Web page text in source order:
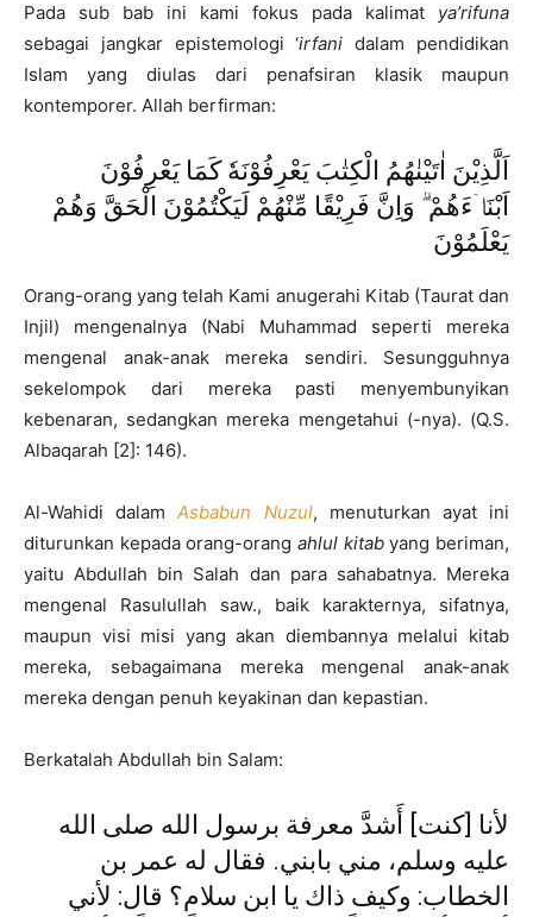
Pada sub bab ini kami fokus pada kalimat ya’rifuna
sebagai jangkar epistemologi ‘irfani dalam pendidikan
Islam yang diulas dari penafsiran klasik maupun
kontemporer. Allah berfirman:
اَلَّذِيْنَ اٰتَيْنٰهُمُ الْكِتٰبَ يَعْرِفُوْنَهٗ كَمَا يَعْرِفُوْنَ
اَبْنَاۤءَهُمْ ۗ وَاِنَّ فَرِيْقًا مِّنْهُمْ لَيَكْتُمُوْنَ الْحَقَّ وَهُمْ
يَعْلَمُوْنَ
Orang-orang yang telah Kami anugerahi Kitab (Taurat dan
Injil) mengenalnya (Nabi Muhammad seperti mereka
mengenal anak-anak mereka sendiri. Sesungguhnya
sekelompok dari mereka pasti menyembunyikan
kebenaran, sedangkan mereka mengetahui (-nya). (Q.S.
Albaqarah [2]: 146).
Al-Wahidi dalamAsbabun Nuzul, menuturkan ayat ini
diturunkan kepada orang-orang ahlul kitabyang beriman,
yaitu Abdullah bin Salah dan para sahabatnya. Mereka
mengenal Rasulullah saw., baik karakternya, sifatnya,
maupun visi misi yang akan diembannya melalui kitab
mereka, sebagaimana mereka mengenal anak-anak
mereka dengan penuh keyakinan dan kepastian.
Berkatalah Abdullah bin Salam:
لأنا [كنت] أَشدَّ معرفة برسول الله صلى الله
عليه وسلم، مني بابني. فقال له عمر بن
الخطاب: وكيف ذاك يا ابن سلام؟ قال: لأني